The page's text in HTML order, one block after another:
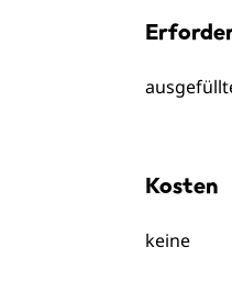
Kosten
keine